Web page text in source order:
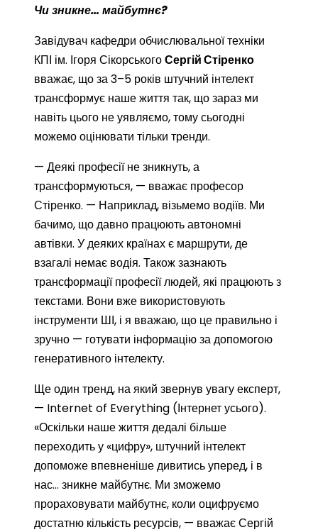
Чи зникне… майбутнє?
Завідувач кафедри обчислювальної техніки
КПІ ім. Ігоря СікорськогоСергій Стіренко
вважає, що за 3–5 років штучний інтелект
трансформує наше життя так, що зараз ми
навіть цього не уявляємо, тому сьогодні
можемо оцінювати тільки тренди.
— Деякі професії не зникнуть, а
трансформуються, — вважає професор
Стіренко. — Наприклад, візьмемо водіїв. Ми
бачимо, що давно працюють автономні
автівки. У деяких країнах є маршрути, де
взагалі немає водія. Також зазнають
трансформації професії людей, які працюють з
текстами. Вони вже використовують
інструменти ШІ, і я вважаю, що це правильно і
зручно — готувати інформацію за допомогою
генеративного інтелекту.
Ще один тренд, на який звернув увагу експерт,
— Internet of Everything (Інтернет усього).
«Оскільки наше життя дедалі більше
переходить у «цифру», штучний інтелект
допоможе впевненіше дивитись уперед, і в
нас… зникне майбутнє. Ми зможемо
прораховувати майбутнє, коли оцифруємо
достатню кількість ресурсів, — вважає Сергій